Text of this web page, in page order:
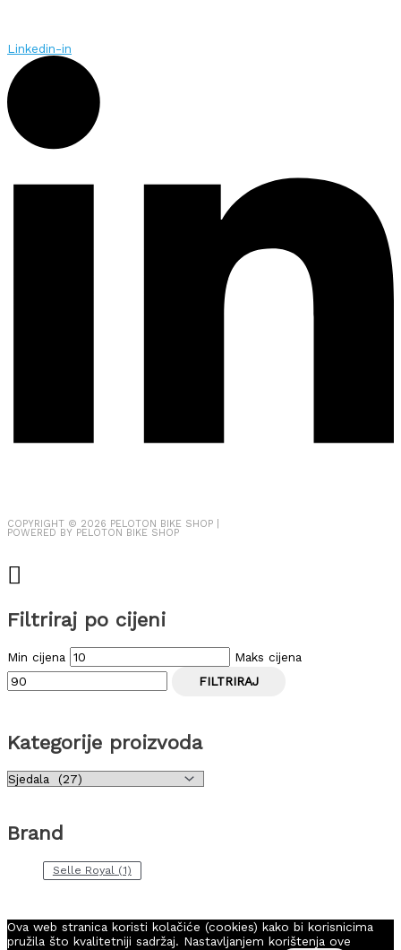
Linkedin-in
COPYRIGHT © 2026 PELOTON BIKE SHOP
POWERED BY PELOTON BIKE SHOP
Filtriraj po cijeni
Min cijena
Maks cijena
FILTRIRAJ
Kategorije proizvoda
Brand
Selle Royal (1)
Ova web stranica koristi kolačiće (cookies) kako bi korisnicima
pružila što kvalitetniji sadržaj. Nastavljanjem korištenja ove